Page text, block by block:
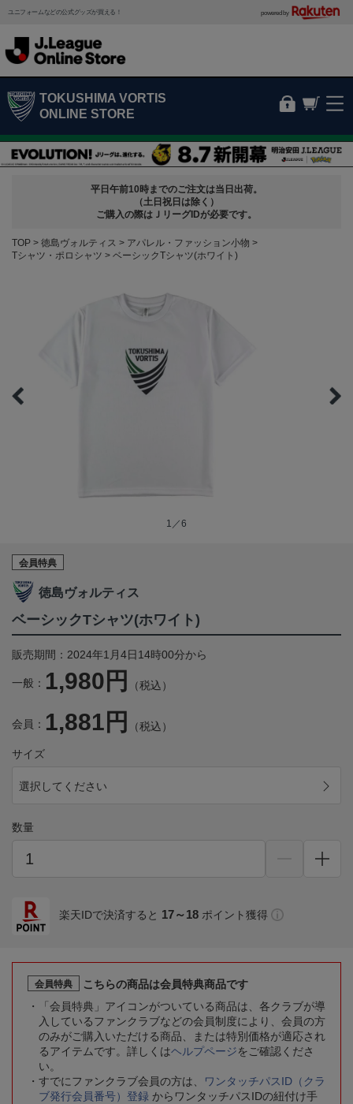
ユニフォームなどの公式グッズが買える！ powered by
TOKUSHIMA VORTIS
ONLINE STORE
平日午前10時までのご注文は当日出荷。
（土日祝日は除く）
ご購入の際はＪリーグIDが必要です。
TOP 徳島ヴォルティス
アパレル・ファッション小物
Tシャツ・ポロシャツ
ベーシックTシャツ(ホワイト)
1／6
会員特典
徳島ヴォルティス
ベーシックTシャツ(ホワイト)
販売期間：2024年1月4日14時00分から
一般： 1,980円 （税込）
会員： 1,881円 （税込）
サイズ
選択してください
数量
楽天IDで決済すると 17～18 ポイント獲得
会員特典
こちらの商品は会員特典商品です
「会員特典」アイコンがついている商品は、各クラブが導
入しているファンクラブなどの会員制度により、会員の方
のみがご購入いただける商品、または特別価格が適応され
るアイテムです。詳しくはヘルプページをご確認くださ
い。
すでにファンクラブ会員の方は、
ワンタッチパスID（クラ
ブ発行会員番号）登録 からワンタッチパスIDの紐付け手